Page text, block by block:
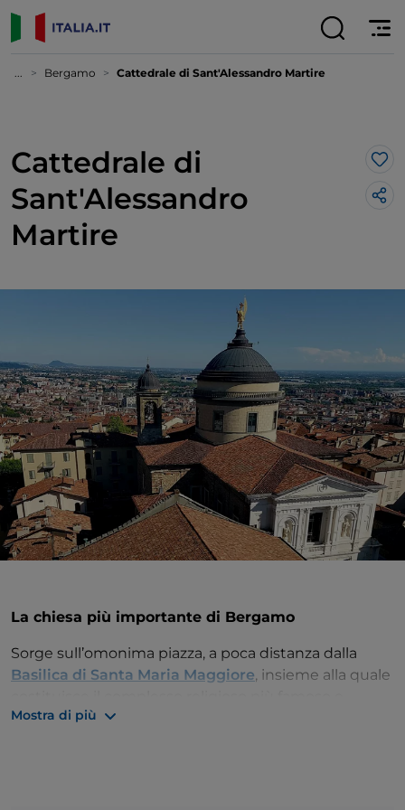
... Bergamo Cattedrale di Sant'Alessandro Martire
Cattedrale di
Sant'Alessandro
Martire
La chiesa più importante di Bergamo
Sorge sull’omonima piazza, a poca distanza dalla
Basilica di Santa Maria Maggiore, insieme alla quale
visitato di tutta
Mostra di più